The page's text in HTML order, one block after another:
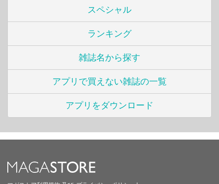
スペシャル
ランキング
雑誌名から探す
アプリで買えない雑誌の一覧
アプリをダウンロード